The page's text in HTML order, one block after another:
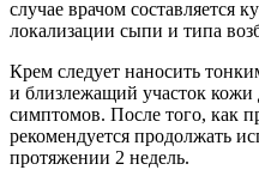
случае врачом составляется
локализации сыпи и типа
Крем следует наносить
и близлежащий участок кожи
симптомов. После того, как
рекомендуется продолжать
протяжении 2 недель.